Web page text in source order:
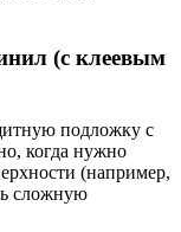
(с клеевым
подложку с
когда нужно
(например,
сложную